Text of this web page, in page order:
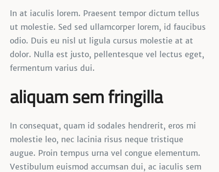
In at iaculis lorem. Praesent tempor dictum tellus
ut molestie. Sed sed ullamcorper lorem, id faucibus
odio. Duis eu nisl ut ligula cursus molestie at at
dolor. Nulla est justo, pellentesque vel lectus eget,
fermentum varius dui.
aliquam sem fringilla
In consequat, quam id sodales hendrerit, eros mi
molestie leo, nec lacinia risus neque tristique
augue. Proin tempus urna vel congue elementum.
Vestibulum euismod accumsan dui, ac iaculis sem